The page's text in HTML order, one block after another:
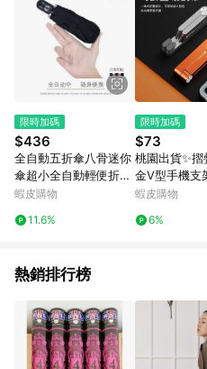
實際回饋請依LINE購物通知為主。
ETMall站內之折扣優惠(包含但不限
券等)，不具點數回饋資格。詳細請
顯示為準。 7. LINE購物設有「單一
殊活動時開放「回饋無上限」)，以
計算，並依訂單成立時間當下LINE
如顯示之商品規格、顏色、價位、贈
頁不符，以銷售網頁標示為準。 9.
日期+180天以內至LINE購物客服洽
行申訴，恕無法贈點回饋。 10. 部分
用，或不適用於無回饋商品。各點數
請依點數紅包頁面規則為準。
限時加碼
$436
全自動五折傘八骨迷你
傘超小全自動輕便折疊
晴雨迷你單人全自動傘
蝦皮購物
11.6%
限時加碼
$73
桃園出貨✨
金V型手機支
摺疊小巧便攜
蝦皮購物
6%
熱銷排行榜